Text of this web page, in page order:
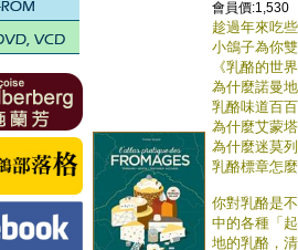
會員價:1,530
趁過年來吃
小鴿子為你
《乳酪的世
為什麼諾曼
乳酪味道百
為什麼艾蒙
為什麼迷莫
乳酪標章怎
你對乳酪是
中的各種「
地的乳酪，